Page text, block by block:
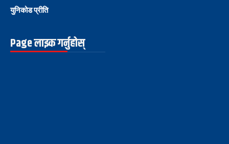
युनिकोड प्रीति
Page लाइक गर्नुहोस्